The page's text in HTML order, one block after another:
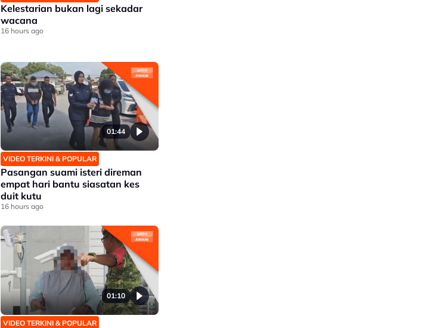
Kelestarian bukan lagi sekadar
wacana
16 hours ago
01:44
VIDEO TERKINI & POPULAR
Pasangan suami isteri direman
empat hari bantu siasatan kes
duit kutu
16 hours ago
01:10
VIDEO TERKINI & POPULAR